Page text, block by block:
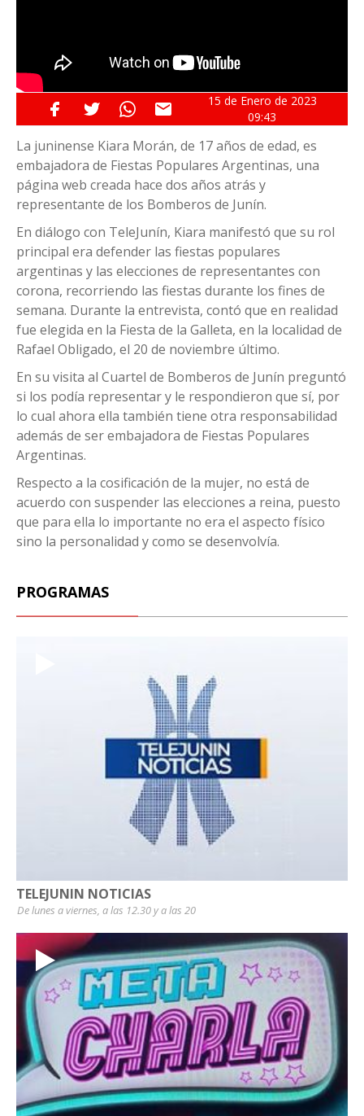
15 de Enero de 2023
09:43
La juninense Kiara Morán, de 17 años de edad, es
embajadora de Fiestas Populares Argentinas, una
página web creada hace dos años atrás y
representante de los Bomberos de Junín.
En diálogo con TeleJunín, Kiara manifestó que su rol
principal era defender las fiestas populares
argentinas y las elecciones de representantes con
corona, recorriendo las fiestas durante los fines de
semana. Durante la entrevista, contó que en realidad
fue elegida en la Fiesta de la Galleta, en la localidad de
Rafael Obligado, el 20 de noviembre último.
En su visita al Cuartel de Bomberos de Junín preguntó
si los podía representar y le respondieron que sí, por
lo cual ahora ella también tiene otra responsabilidad
además de ser embajadora de Fiestas Populares
Argentinas.
Respecto a la cosificación de la mujer, no está de
acuerdo con suspender las elecciones a reina, puesto
que para ella lo importante no era el aspecto físico
sino la personalidad y como se desenvolvía.
PROGRAMAS
TELEJUNIN NOTICIAS
De lunes a viernes, a las 12.30 y a las 20